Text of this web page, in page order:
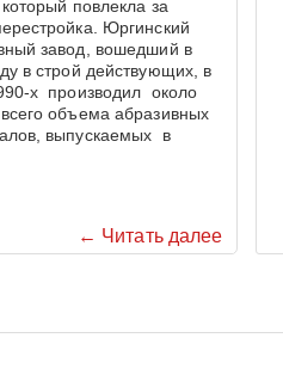
← Читать далее
который повлекла за
Юргинский
завод, вошедший в
в строй действующих, в
х производил около
объема абразивных
выпускаемых в